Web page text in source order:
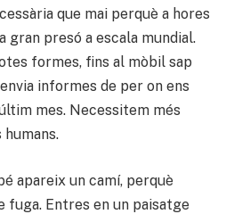
que mai perquè a hores
gran presó a escala mundial.
formes, fins al mòbil sap
informes de per on ens
mes. Necessitem més
apareix un camí, perquè
fuga. Entres en un paisatge